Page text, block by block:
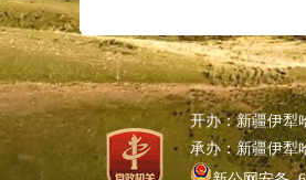
开办：新疆伊犁
承办：新疆伊犁